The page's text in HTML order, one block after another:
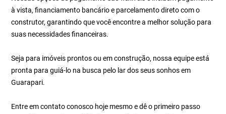
à vista, financiamento bancário e parcelamento direto com o
construtor, garantindo que você encontre a melhor solução para
suas necessidades financeiras.
Seja para imóveis prontos ou em construção, nossa equipe está
pronta para guiá-lo na busca pelo lar dos seus sonhos em
Guarapari.
Entre em contato conosco hoje mesmo e dê o primeiro passo